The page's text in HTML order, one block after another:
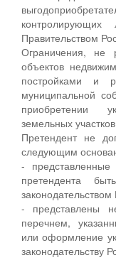
Правительством
Ограничения, не
объектов
постройками и
муниципальной
приобретении
земельных
Претендент не
следующим
-
претендента
- представлены
перечнем,
или оформление
законодательству